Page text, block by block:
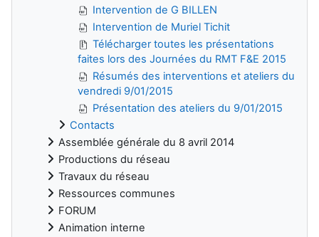
Intervention de G BILLEN
Intervention de Muriel Tichit
Télécharger toutes les présentations
faites lors des Journées du RMT F&E 2015
Résumés des interventions et ateliers du
vendredi 9/01/2015
Présentation des ateliers du 9/01/2015
Contacts
Assemblée générale du 8 avril 2014
Productions du réseau
Travaux du réseau
Ressources communes
FORUM
Animation interne